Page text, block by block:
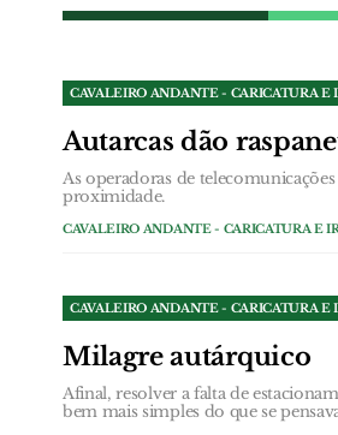
CAVALEIRO ANDANTE - CARICATURA E
Autarcas dão
As operadoras de
proximidade.
CAVALEIRO ANDANTE - CARICATURA E
CAVALEIRO ANDANTE - CARICATURA E
Milagre autárquico
Afinal, resolver a falta de
bem mais simples do que se